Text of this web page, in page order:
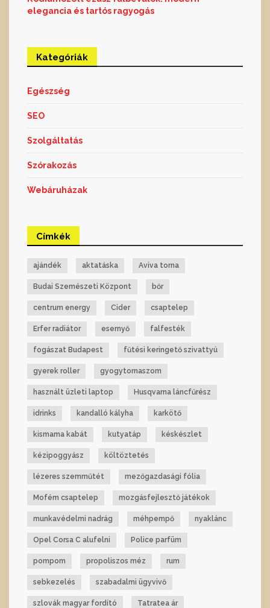
elegancia és tartós ragyogás
Kategóriák
Egészség
SEO
Szolgáltatás
Szórakozás
Webáruházak
Címkék
ajándék aktatáska Aviva torna
Budai Szemészeti Központ bőr
centrum energy Cider csaptelep
Erfer radiátor esernyő falfesték
fogászat Budapest fűtési keringető szivattyú
gyerek roller gyogytornaszom
használt üzleti laptop Husqvarna láncfűrész
idrinks kandalló kályha karkötő
kismama kabát kutyatáp késkészlet
kézipoggyász költöztetés
lézeres szemműtét mezőgazdasági fólia
Mofém csaptelep mozgásfejlesztő játékok
munkavédelmi nadrág méhpempő nyaklánc
Opel Corsa C alufelni Police parfüm
pompom propoliszos méz rum
sebkezelés szabadalmi ügyvivő
szlovák magyar fordító Tatratea ár